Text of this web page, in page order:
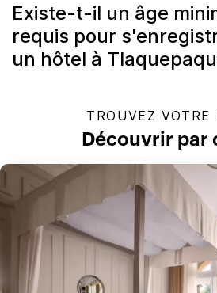
Existe-t-il un âge
requis pour
un hôtel à
TROUVEZ VOTRE
Découvrir par